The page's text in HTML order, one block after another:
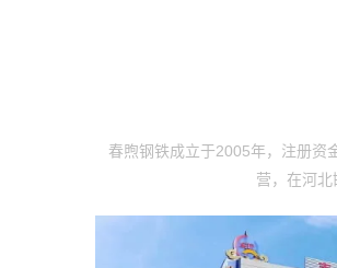
春煦钢铁成立于2005年，注册资
营，在河